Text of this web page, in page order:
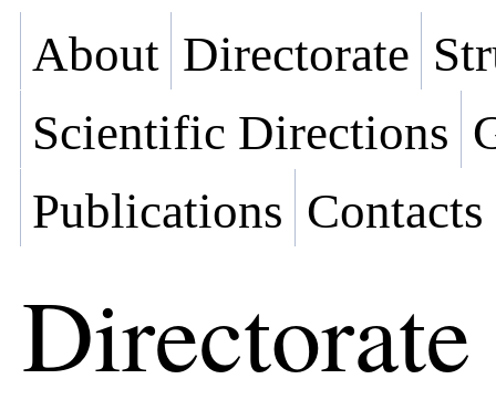
About Directorate
Scientific Directions
Publications Contacts
Directorate